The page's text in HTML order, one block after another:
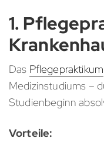
1.
Das Pflegepraktikum
Medizinstudiums –
Studienbeginn
Vorteile: